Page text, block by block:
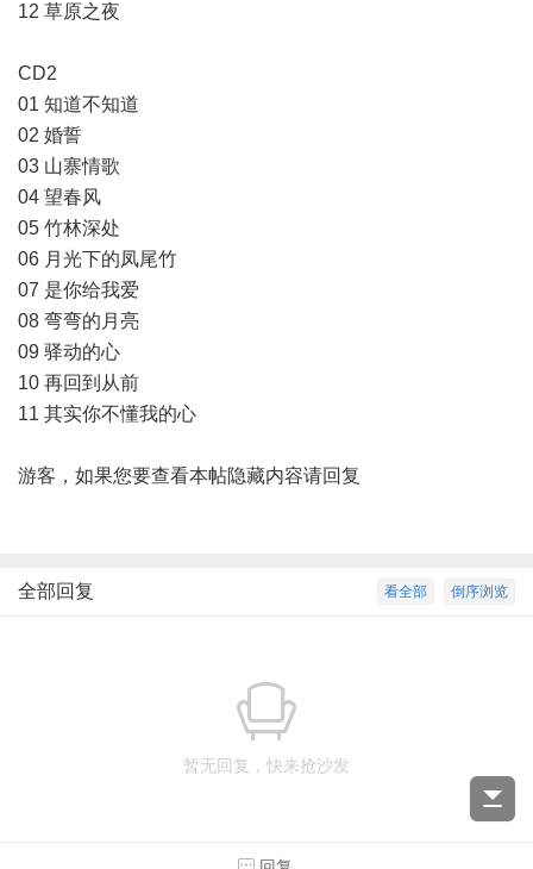
12 草原之夜
CD2
01 知道不知道
02 婚誓
03 山寨情歌
04 望春风
05 竹林深处
06 月光下的凤尾竹
07 是你给我爱
08 弯弯的月亮
09 驿动的心
10 再回到从前
11 其实你不懂我的心
游客，如果您要查看本帖隐藏内容请回复
倒序浏览
看全部
全部回复
暂无回复，快来抢沙发